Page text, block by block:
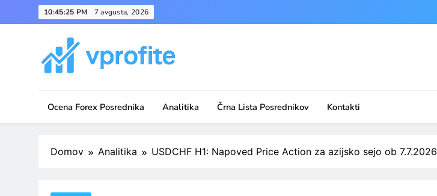
to
10:45:25 PM 7 avgusta, 2026
Ocena Forex Posrednika Analitika Črna Lista Posrednikov Kontakti
Domov Analitika USDCHF H1: Napoved Price Action za azijsko sejo ob 7.7.2026